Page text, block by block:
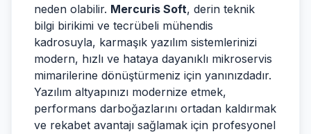
neden olabilir. Mercuris Soft, derin teknik
bilgi birikimi ve tecrübeli mühendis
kadrosuyla, karmaşık yazılım sistemlerinizi
modern, hızlı ve hataya dayanıklı mikroservis
mimarilerine dönüştürmeniz için yanınızdadır.
Yazılım altyapınızı modernize etmek,
performans darboğazlarını ortadan kaldırmak
ve rekabet avantajı sağlamak için profesyonel